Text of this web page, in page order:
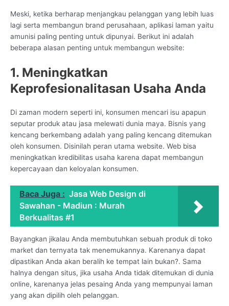
Meski, ketika berharap menjangkau pelanggan yang lebih luas
lagi serta membangun brand perusahaan, aplikasi laman yaitu
amunisi paling penting untuk dipunyai. Berikut ini adalah
beberapa alasan penting untuk membangun website:
1. Meningkatkan
Keprofesionalitasan Usaha Anda
Di zaman modern seperti ini, konsumen mencari isu apapun
seputar produk atau jasa melewati dunia maya. Bisnis yang
kencang berkembang adalah yang paling kencang ditemukan
oleh konsumen. Disinilah peran utama website. Web bisa
meningkatkan kredibilitas usaha karena dapat membangun
kepercayaan dan keloyalan konsumen.
Baca Juga : Jasa Web Design di
Sawahan - Madiun : Murah
Berkualitas #1
Bayangkan jikalau Anda membutuhkan sebuah produk di toko
market dan ternyata tak menemukannya. Karenanya dapat
dipastikan Anda akan beralih ke tempat lain bukan?. Sama
halnya dengan situs, jika usaha Anda tidak ditemukan di dunia
online, karenanya jelas pesaing Anda yang mempunyai laman
yang akan dipilih oleh pelanggan.